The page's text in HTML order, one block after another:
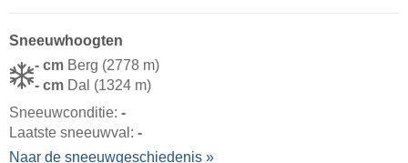
Sneeuwhoogten
- cm Berg (2778 m)
- cm Dal (1324 m)
Sneeuwconditie: -
Laatste sneeuwval: -
Naar de sneeuwgeschiedenis »